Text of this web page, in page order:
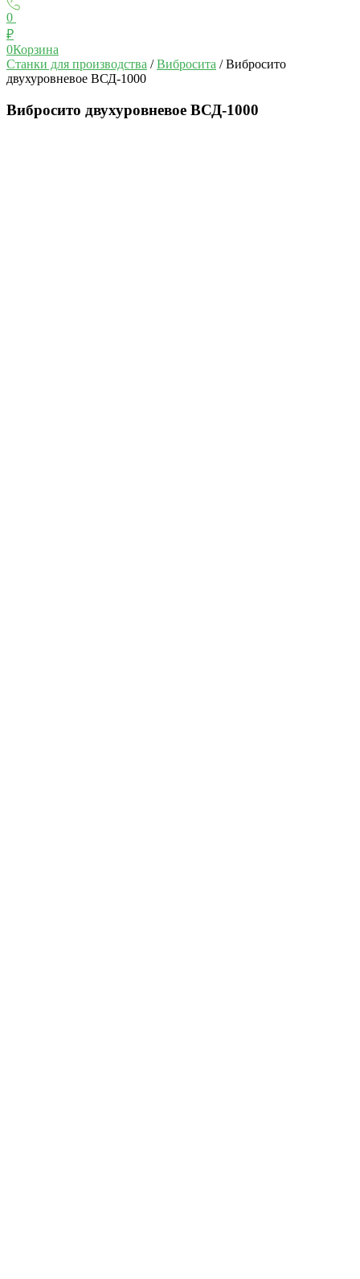
0
₽
0Корзина
Станки для производства /Вибросита / Вибросито
двухуровневое ВСД-1000
Вибросито двухуровневое ВСД-1000